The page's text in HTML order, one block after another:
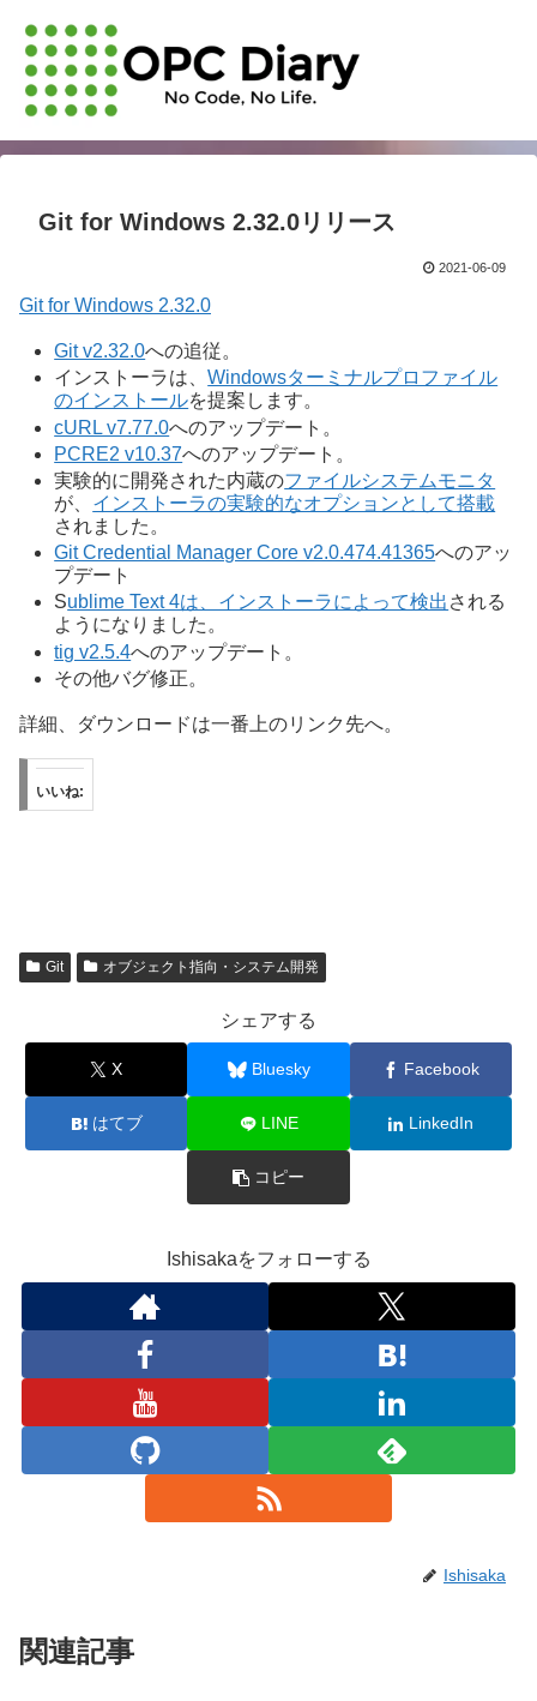
Git for Windows 2.32.0リリース
2021-06-09
Git for Windows 2.32.0
Git v2.32.0への追従。
インストーラは、Windowsターミナルプロファイル
のインストールを提案します。
cURL v7.77.0へのアップデート。
PCRE2 v10.37へのアップデート。
実験的に開発された内蔵のファイルシステムモニタ
が、 インストーラの実験的なオプションとして搭載
されました。
Git Credential Manager Core v2.0.474.41365へのアッ
プデート
Sublime Text 4は、インストーラによって検出 される
ようになりました。
tig v2.5.4へのアップデート。
その他バグ修正。
詳細、ダウンロードは一番上のリンク先へ。
いいね:
Git オブジェクト指向・システム開発
シェアする
X Bluesky Facebook
はてブ LINE LinkedIn
コピー
Ishisakaをフォローする
Ishisaka
関連記事